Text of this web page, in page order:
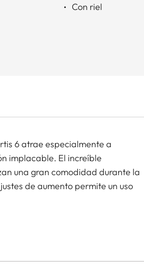
Con riel
6 atrae especialmente a
implacable. El increíble
una gran comodidad durante la
de aumento permite un uso